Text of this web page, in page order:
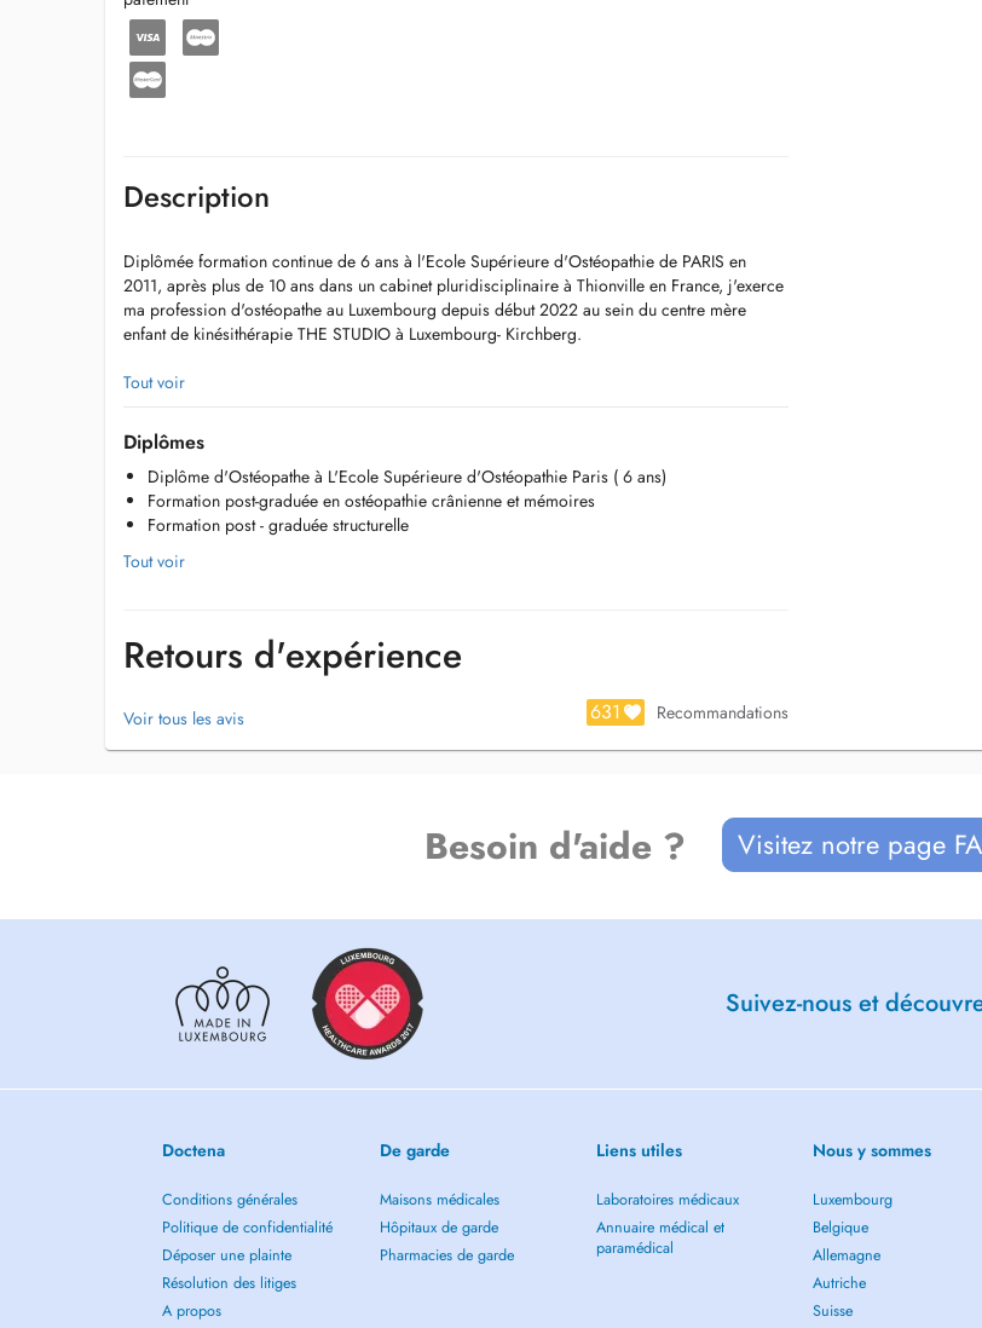
Description
Diplômée formation continue de 6 ans à l'Ecole Supérieure d'Ostéopathie de PARIS en
2011, après plus de 10 ans dans un cabinet pluridisciplinaire à Thionville en France, j'exerce
ma profession d'ostéopathe au Luxembourg depuis début 2022 au sein du centre mère
enfant de kinésithérapie THE STUDIO à Luxembourg- Kirchberg.
J'ai, courant et à la suite de mon diplôme, effectué de nombreux stages et perfectionnement (
ostéopathie crânienne, structurelle, pédiatrique, viscérale) et vous propose une prise en
charge en
* ostéopathie générale ( adulte, sportifs, adolescents, séniors)
* ostéopathie pour la femme enceinte et en post-partum
* ostéopathie pédiatrique
* thérapie somato-émotionelle
Tout voir
Diplômes
Diplôme d'Ostéopathe à L'Ecole Supérieure d'Ostéopathie Paris ( 6 ans)
Formation post-graduée en ostéopathie crânienne et mémoires
Formation post - graduée structurelle
Tout voir
Retours d'expérience
Voir tous les avis 631 Recommandations
Besoin d'aide ? Visitez notre page
Suivez-nous et
Doctena
Conditions générales
Politique de confidentialité
Déposer une plainte
Résolution des litiges
A propos
De garde
Maisons médicales
Hôpitaux de garde
Pharmacies de garde
Liens utiles
Laboratoires médicaux
Annuaire médical et
paramédical
Nous y sommes
Luxembourg
Belgique
Allemagne
Autriche
Suisse